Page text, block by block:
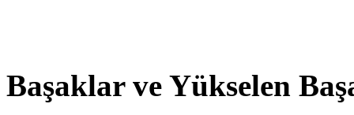
Başaklar ve Yükselen